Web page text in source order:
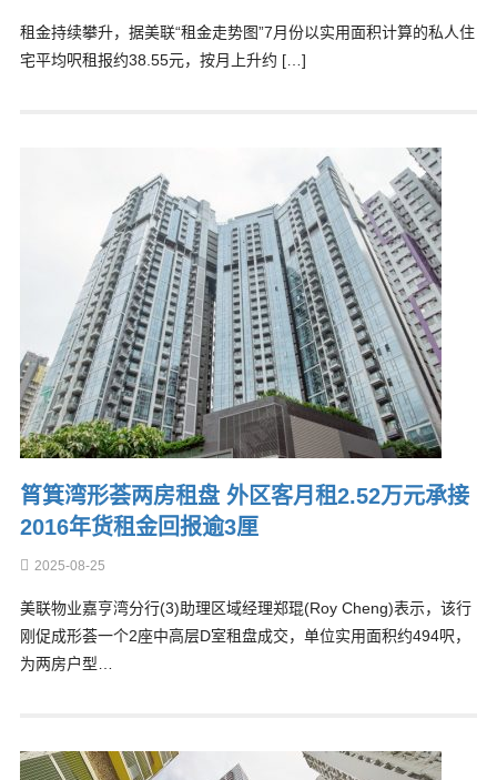
租金持续攀升，据美联“租金走势图”7月份以实用面积计算的私人住
宅平均呎租报约38.55元，按月上升约 […]
筲箕湾形荟两房租盘 外区客月租2.52万元承接
2016年货租金回报逾3厘
2025-08-25
美联物业嘉亨湾分行(3)助理区域经理郑琨(Roy Cheng)表示，该行
刚促成形荟一个2座中高层D室租盘成交，单位实用面积约494呎，
为两房户型…